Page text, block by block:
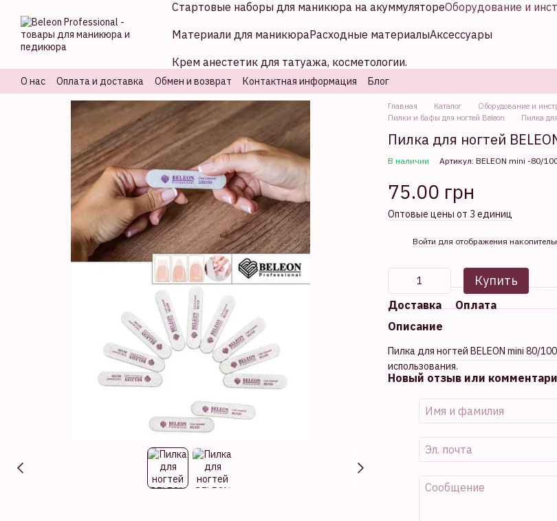
Стартовые наборы для маникюра на акуммулятореОборудование и
Материали для маникюраРасходные материалыАксессуары
Крем анестетик для татуажа, косметологии.
О нас Оплата и доставка Обмен и возврат Контактная информация Блог
Главная Каталог Оборудование и
Пилки и бафы для ногтей Beleon
Пилка
Пилка для ногтей
В наличии Артикул: BELEON mini -80/
75.00 грн
Оптовые цены от 3 единиц
Войти для отображения
Купить
Доставка
Оплата
Описание
Пилка для ногтей BELEON mini 80/
использования.
Новый отзыв или